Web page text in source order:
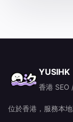
YUSIHK
香港 SEO
位於香港，服務本